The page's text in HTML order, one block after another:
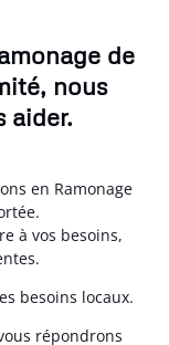
de
nous
aider.
en Ramonage
à vos besoins,
besoins locaux.
répondrons